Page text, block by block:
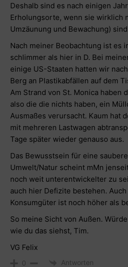
Deshalb sind es nach einigen
Erholungsorte, wenn sie wirklich
Umzäunung und Bewachung)
Nach meiner Beobachtung ist es
schlimmer als hier in D. Bei
einige US-Staaten hatten wir
Berg an Plastikabfällen auf dem
Am Strand von St. Monica haben
also die die nichts haben, ein
Ausmaßes verursacht. Kaum hat
mit mehreren Lastwagen
Tage später wieder genauso aus.
Das Bewusstsein für eine
Umwelt/Natur scheint mMn
noch weit unterentwickelter zu
auch hier Defizite bestehen.
Konsumgüter ist noch höher als
So meine Sicht von Außen.
wie du das siehst, Tim.
VG Felix
0 Antworten